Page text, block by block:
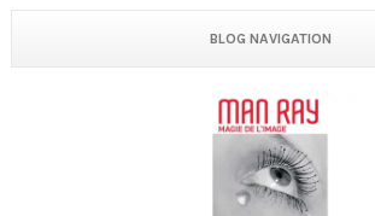
BLOG NAVIGATION